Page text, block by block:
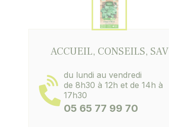
ACCUEIL, CONSEILS, SAV
du lundi au vendredi
de 8h30 à 12h et de 14h à
17h30
05 65 77 99 70